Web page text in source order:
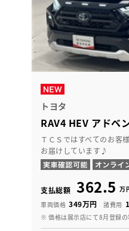
トヨタ
RAV4 HEV アドベ
ＴＣＳではすべてのお客
お届けしています♪
支払総額 362.5 万
車両価格 349万円 諸費用
※ 価格は展示店にて8月登録の